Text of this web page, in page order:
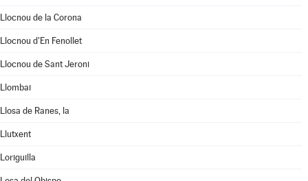
Llocnou de la Corona
Llocnou d'En Fenollet
Llocnou de Sant Jeroni
Llombai
Llosa de Ranes, la
Llutxent
Loriguilla